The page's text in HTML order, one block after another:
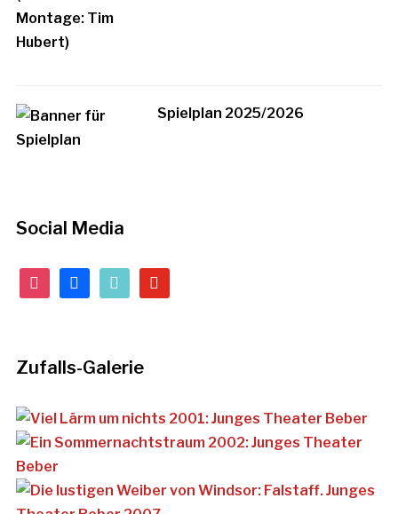
Spielplan 2025/2026
Social Media
instagramfacebooktiktok youtube
Zufalls-Galerie